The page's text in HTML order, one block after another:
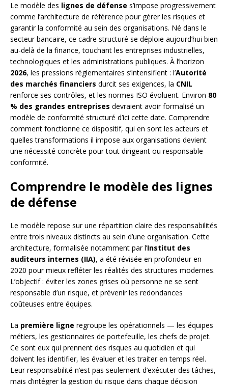
Le modèle des lignes de défense s’impose progressivement
comme l’architecture de référence pour gérer les risques et
garantir la conformité au sein des organisations. Né dans le
secteur bancaire, ce cadre structuré se déploie aujourd’hui bien
au-delà de la finance, touchant les entreprises industrielles,
technologiques et les administrations publiques. À l’horizon
2026, les pressions réglementaires s’intensifient : l’Autorité
des marchés financiers durcit ses exigences, la CNIL
renforce ses contrôles, et les normes ISO évoluent. Environ 80
% des grandes entreprises devraient avoir formalisé un
modèle de conformité structuré d’ici cette date. Comprendre
comment fonctionne ce dispositif, qui en sont les acteurs et
quelles transformations il impose aux organisations devient
une nécessité concrète pour tout dirigeant ou responsable
conformité.
Comprendre le modèle des lignes
de défense
Le modèle repose sur une répartition claire des responsabilités
entre trois niveaux distincts au sein d’une organisation. Cette
architecture, formalisée notamment par l’Institut des
auditeurs internes (IIA), a été révisée en profondeur en
2020 pour mieux refléter les réalités des structures modernes.
L’objectif : éviter les zones grises où personne ne se sent
responsable d’un risque, et prévenir les redondances
coûteuses entre équipes.
La première ligne regroupe les opérationnels — les équipes
métiers, les gestionnaires de portefeuille, les chefs de projet.
Ce sont eux qui prennent des risques au quotidien et qui
doivent les identifier, les évaluer et les traiter en temps réel.
Leur responsabilité n’est pas seulement d’exécuter des tâches,
mais d’intégrer la gestion du risque dans chaque décision